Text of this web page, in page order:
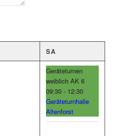
SA
Geräteturnen
weiblich AK 6
09:30 - 12:30
Geräteturnhalle
Altenforst